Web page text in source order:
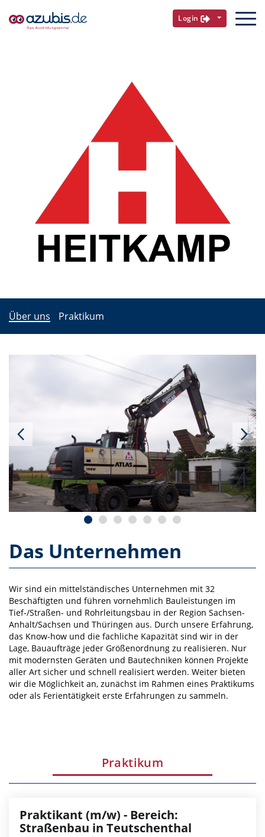
Login
Über uns Praktikum
Das Unternehmen
Wir sind ein mittelständisches Unternehmen mit 32
Beschäftigten und führen vornehmlich Bauleistungen im
Tief-/Straßen- und Rohrleitungsbau in der Region Sachsen-
Anhalt/Sachsen und Thüringen aus. Durch unsere Erfahrung,
das Know-how und die fachliche Kapazität sind wir in der
Lage, Bauaufträge jeder Größenordnung zu realisieren. Nur
mit modernsten Geräten und Bautechniken können Projekte
aller Art sicher und schnell realisiert werden. Weiter bieten
wir die Möglichkeit an, zunächst im Rahmen eines Praktikums
oder als Ferientätigkeit erste Erfahrungen zu sammeln.
Praktikum
Praktikant (m/w) - Bereich:
Straßenbau in Teutschenthal